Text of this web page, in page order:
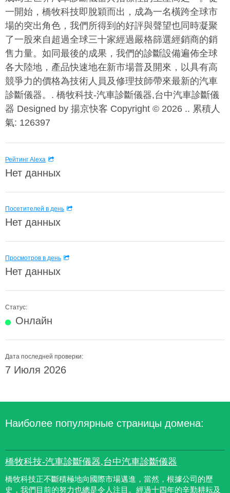
一開始，橋牧科技即脫穎而出，成為一名橫跨全球市
場的突出角色，我們所得到的好評與聲望也同時凝聚
了一股來自超過全球三十家經過嚴格篩選經銷商的銷
售力量。如同最後的成果，我們的診斷設備遍佈全球
各大陸地，產品快速地在新市場普及開來，以具有高
競爭力的價格為技術人員及修理技師帶來最新的汽車
診斷儀器。. 橋牧科技-汽車診斷儀器,台中汽車診斷儀
器 Designed by 揚京快客 Copyright © 2026 .. 累積人
氣: 126397
Рейтинг Alexa
Нет данных
Посетителей в день
Нет данных
Просмотров в день
Нет данных
Статус:
Онлайн
Дата последней проверки:
7 Июля 2026
Наиболее популярные страницы домена:
橋牧科技-汽車診斷儀器,台中汽車診斷儀器
橋牧科技正不斷積極地向國際市場邁進，當然，根據公司的歷
史，我們目前的努力也總是令人注目。經過十四年的辛勤耕耘及